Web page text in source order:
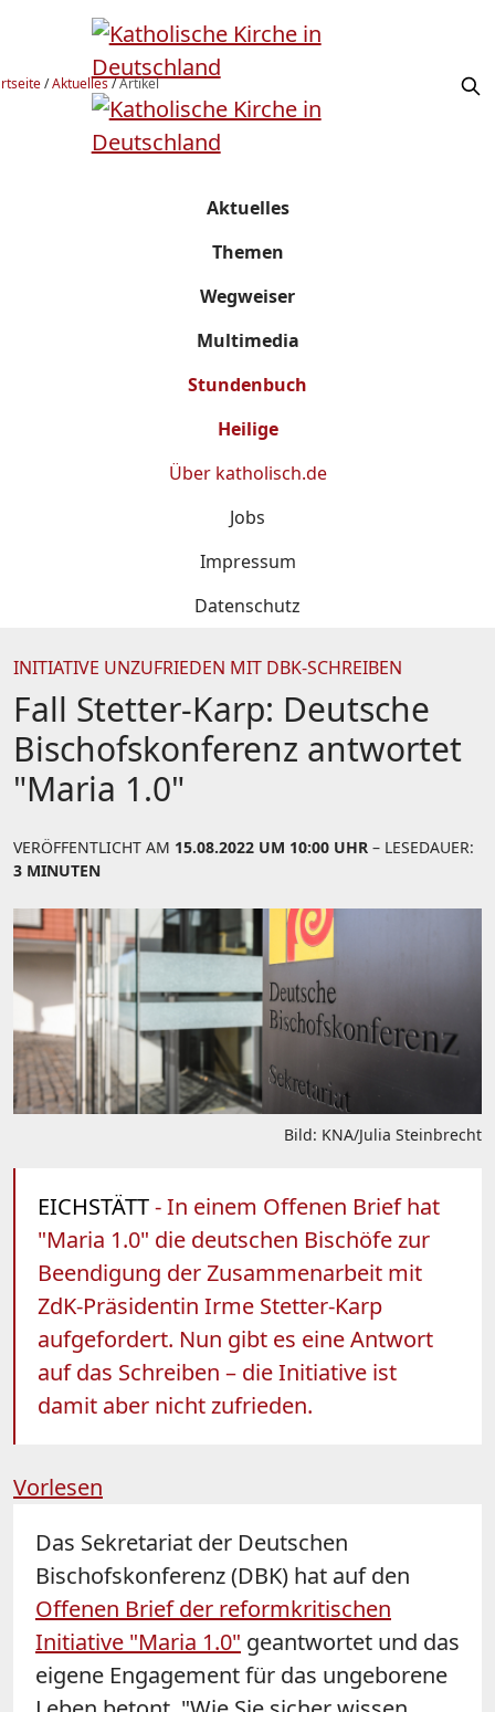
/Aktuelles/Artikel
Aktuelles
Themen
Wegweiser
Multimedia
Stundenbuch
Heilige
Über katholisch.de
Jobs
Impressum
Datenschutz
INITIATIVE UNZUFRIEDEN MIT DBK-SCHREIBEN
Fall Stetter-Karp: Deutsche
Bischofskonferenz antwortet
"Maria 1.0"
VERÖFFENTLICHT AM 15.08.2022 UM 10:00 UHR – LESEDAUER:
3 MINUTEN
Bild: KNA/Julia Steinbrecht
EICHSTÄTT- In einem Offenen Brief hat
"Maria 1.0" die deutschen Bischöfe zur
Beendigung der Zusammenarbeit mit
ZdK-Präsidentin Irme Stetter-Karp
aufgefordert. Nun gibt es eine Antwort
auf das Schreiben – die Initiative ist
damit aber nicht zufrieden.
Vorlesen
Das Sekretariat der Deutschen
Bischofskonferenz (DBK) hat auf den
Offenen Brief der reformkritischen
Initiative "Maria 1.0" geantwortet und das
eigene Engagement für das ungeborene